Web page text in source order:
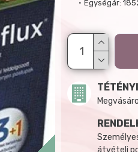
Egységár:
átvételi